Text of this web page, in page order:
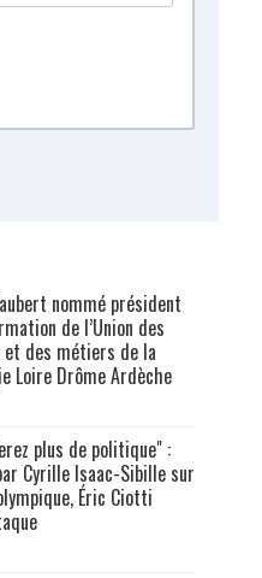
nommé président
de l’Union des
des métiers de la
Loire Drôme Ardèche
plus de politique" :
Cyrille Isaac-Sibille sur
Éric Ciotti